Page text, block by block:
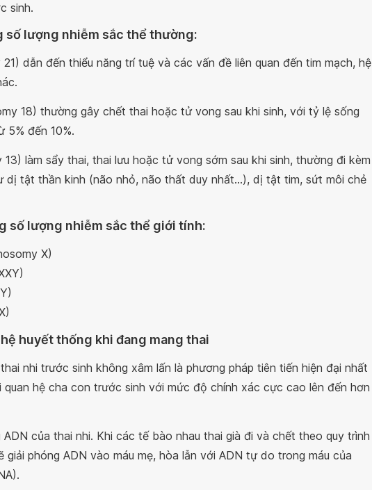
sinh.
số lượng nhiễm sắc thể thường:
21) dẫn đến thiểu năng trí tuệ và các vấn đề liên quan đến tim mạch, hệ
18) thường gây chết thai hoặc tử vong sau khi sinh, với tỷ lệ sống
5% đến 10%.
13) làm sẩy thai, thai lưu hoặc tử vong sớm sau khi sinh, thường đi kèm
dị tật thần kinh (não nhỏ, não thất duy nhất...), dị tật tim, sứt môi chẻ
số lượng nhiễm sắc thể giới tính:
X)
huyết thống khi đang mang thai
thai nhi trước sinh không xâm lấn là phương pháp tiên tiến hiện đại nhất
quan hệ cha con trước sinh với mức độ chính xác cực cao lên đến hơn
của thai nhi. Khi các tế bào nhau thai già đi và chết theo quy trình
phóng ADN vào máu mẹ, hòa lẫn với ADN tự do trong máu của